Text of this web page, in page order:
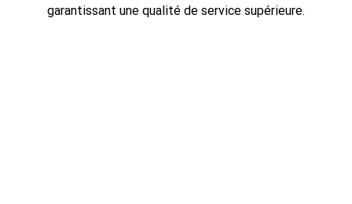
garantissant une qualité de service supérieure.